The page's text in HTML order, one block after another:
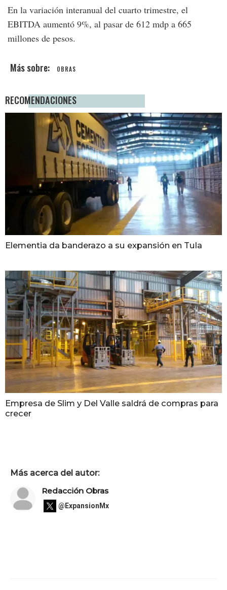
En la variación interanual del cuarto trimestre, el
EBITDA aumentó 9%, al pasar de 612 mdp a 665
millones de pesos.
OBRAS
RECOMENDACIONES
Elementia da banderazo a su expansión en Tula
Empresa de Slim y Del Valle saldrá de compras para
crecer
Más acerca del autor:
Redacción Obras
@ExpansionMx